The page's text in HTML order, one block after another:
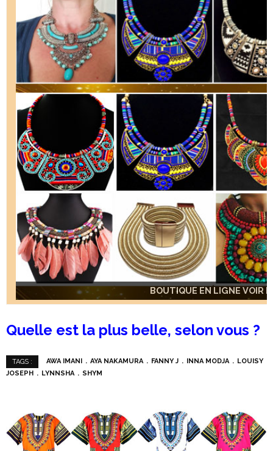
BOUTIQUE EN LIGNE VOIR
BOUTIQUE EN LIGNE VOIR
BOUTIQUE EN LIGNE VOIR
Quelle est la plus belle, selon vous ?
TAGS : AWA IMANI AYA NAKAMURA FANNY J INNA MODJA
LOUISY
JOSEPH
LYNNSHA SHYM